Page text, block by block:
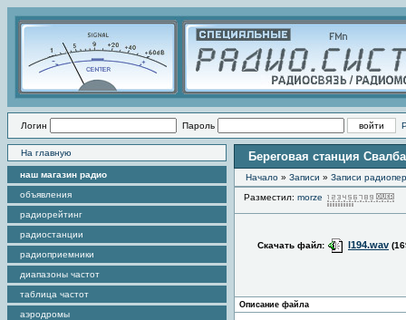
Логин Пароль
На главную
наш магазин радио
объявления
радиорейтинг
радиостанции
радиоприемники
диапазоны частот
таблица частот
аэродромы
Береговая станция
Начало » Записи » Записи
Разместил: morze
Скачать файл: l194.wav
Описание файла